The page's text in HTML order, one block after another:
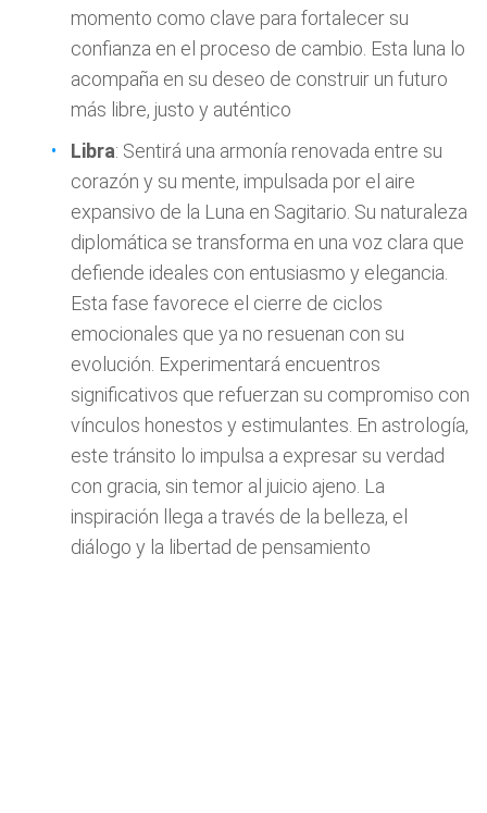
momento como clave para fortalecer su
confianza en el proceso de cambio. Esta luna lo
acompaña en su deseo de construir un futuro
más libre, justo y auténtico
Libra: Sentirá una armonía renovada entre su
corazón y su mente, impulsada por el aire
expansivo de la Luna en Sagitario. Su naturaleza
diplomática se transforma en una voz clara que
defiende ideales con entusiasmo y elegancia.
Esta fase favorece el cierre de ciclos
emocionales que ya no resuenan con su
evolución. Experimentará encuentros
significativos que refuerzan su compromiso con
vínculos honestos y estimulantes. En astrología,
este tránsito lo impulsa a expresar su verdad
con gracia, sin temor al juicio ajeno. La
inspiración llega a través de la belleza, el
diálogo y la libertad de pensamiento